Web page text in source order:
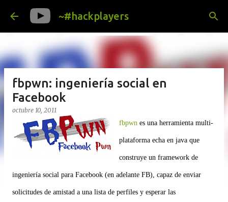
Ir al contenido principal
~#hackplayers
fbpwn: ingeniería social en
Facebook
octubre 10, 2011
fbpwn es una herramienta multi-
plataforma echa en java que
construye un framework de
ingeniería social para Facebook (en adelante FB), capaz de enviar
solicitudes de amistad a una lista de perfiles y esperar las